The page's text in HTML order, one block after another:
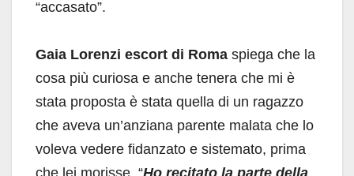
“accasato”.
Gaia Lorenzi escort di Roma spiega che la
cosa più curiosa e anche tenera che mi è
stata proposta è stata quella di un ragazzo
che aveva un’anziana parente malata che lo
voleva vedere fidanzato e sistemato, prima